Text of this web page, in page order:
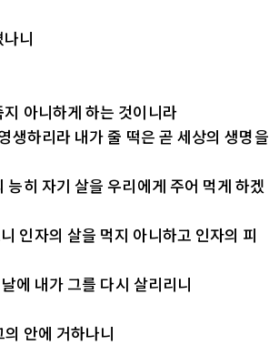
니
아니하게 하는 것이니라
생하리라 내가 줄 떡은 곧 세상의 생명을
히 자기 살을 우리에게 주어 먹게 하겠
인자의 살을 먹지 아니하고 인자의 피
에 내가 그를 다시 살리리니
안에 거하나니